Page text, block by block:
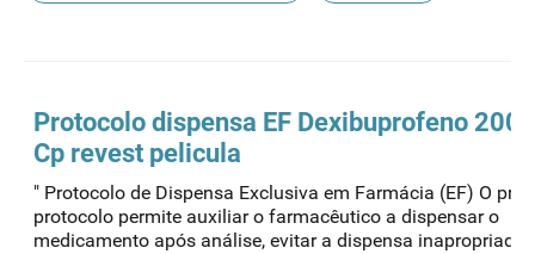
Protocolo dispensa EF Dexibuprofeno
Cp revest pelicula
" Protocolo de Dispensa Exclusiva em Farmácia (EF) O
protocolo permite auxiliar o farmacêutico a dispensar o
medicamento após análise, evitar a dispensa